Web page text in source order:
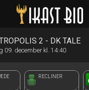
Ikast Bio
2 - DK TALE
09. december kl. 14:40
RECLINER
front03-cc 034216